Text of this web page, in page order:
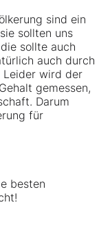
sind ein
sollten uns
sollte auch
auch durch
Leider wird der
gemessen,
Darum
für
besten